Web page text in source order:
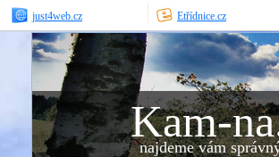
just4web.cz Etřídnice.cz
Kam-
najdeme vám